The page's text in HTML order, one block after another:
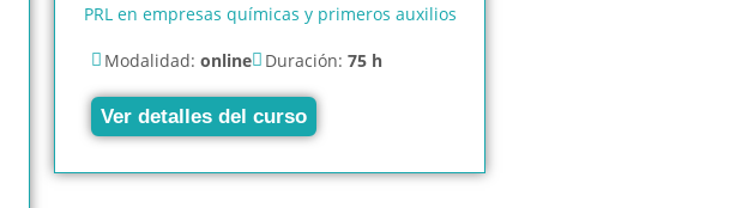
PRL en empresas químicas y primeros auxilios
Modalidad: online Duración: 75 h
Ver detalles del curso